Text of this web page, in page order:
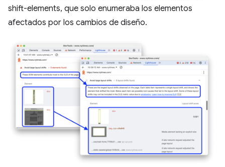
shift-elements, que solo enumeraba los elementos
afectados por los cambios de diseño.